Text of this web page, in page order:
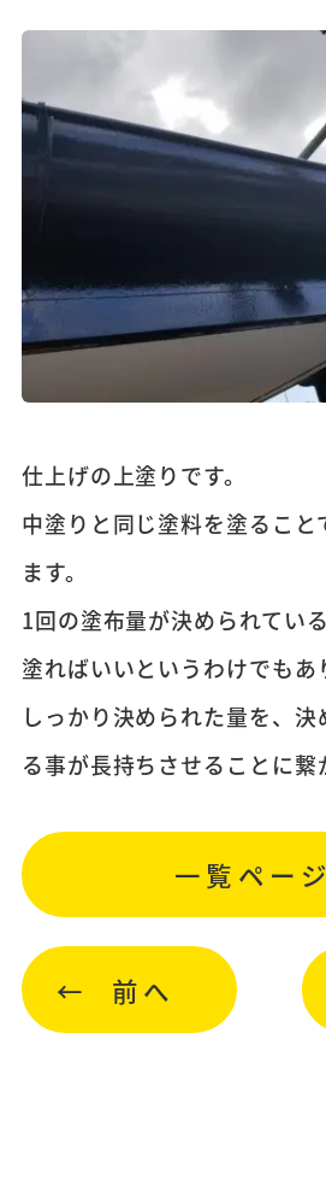
仕上げの上塗りです。
中塗りと同じ塗料を塗ること
ます。
1回の塗布量が決められてい
塗ればいいというわけでもあ
しっかり決められた量を、
る事が長持ちさせることに
前へ
一覧ペー